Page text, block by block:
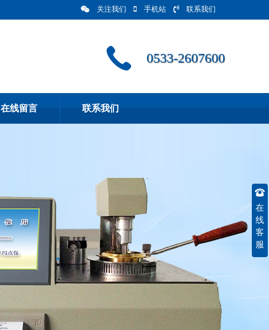
关注我们 手机站 联系我们
0533-2607600
在线留言 联系我们
在
线
客
服